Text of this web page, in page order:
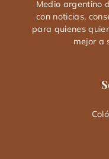
Medio argentino
con noticias,
para quienes
mejor a